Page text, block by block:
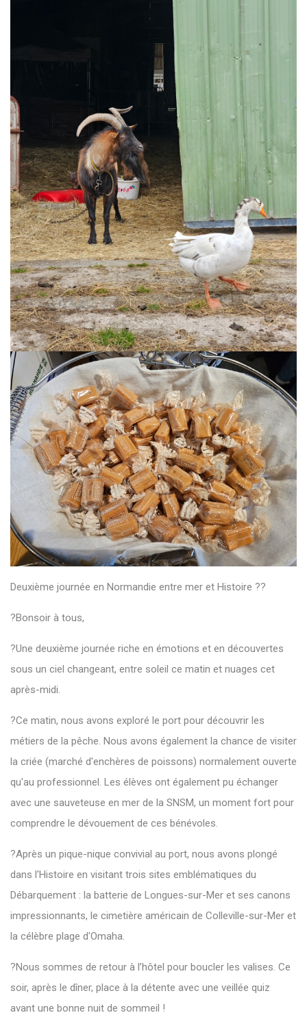
Deuxième journée en Normandie entre mer et Histoire ??
?Bonsoir à tous,
?Une deuxième journée riche en émotions et en découvertes
sous un ciel changeant, entre soleil ce matin et nuages cet
après-midi.
?Ce matin, nous avons exploré le port pour découvrir les
métiers de la pêche. Nous avons également la chance de visiter
la criée (marché d'enchères de poissons) normalement ouverte
qu'au professionnel. Les élèves ont également pu échanger
avec une sauveteuse en mer de la SNSM, un moment fort pour
comprendre le dévouement de ces bénévoles.
?Après un pique-nique convivial au port, nous avons plongé
dans l'Histoire en visitant trois sites emblématiques du
Débarquement : la batterie de Longues-sur-Mer et ses canons
impressionnants, le cimetière américain de Colleville-sur-Mer et
la célèbre plage d'Omaha.
?Nous sommes de retour à l’hôtel pour boucler les valises. Ce
soir, après le dîner, place à la détente avec une veillée quiz
avant une bonne nuit de sommeil !